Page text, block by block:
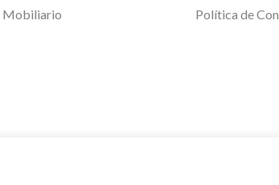
Mobiliario
Política de